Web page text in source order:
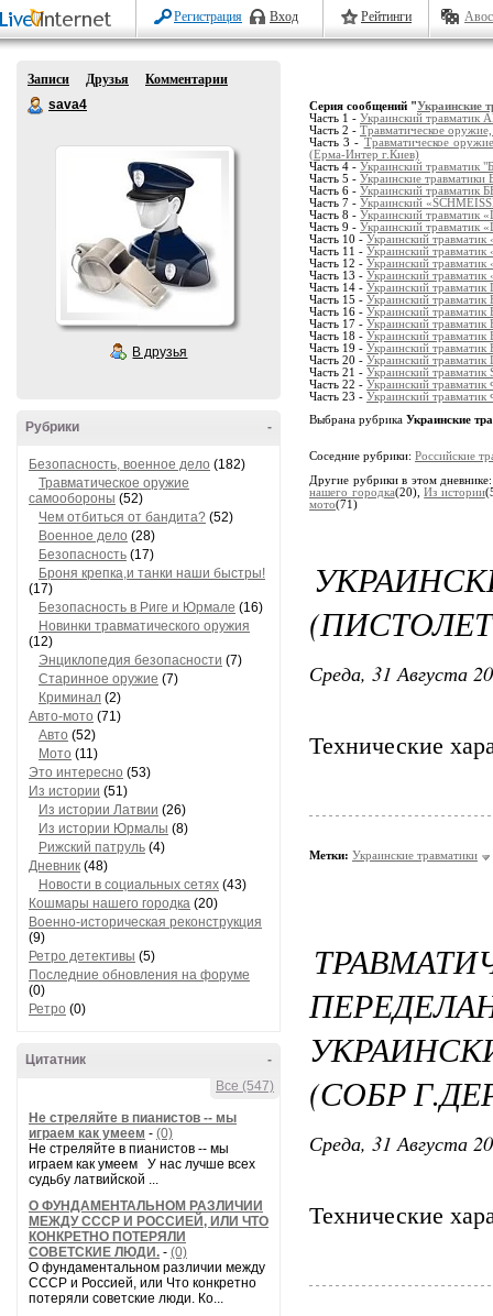
Регистрация Вход Рейтинги
Записи Друзья
Комментарии
sava4
В друзья
-
Рубрики
Безопасность, военное дело (182)
Травматическое оружие
самообороны (52)
Чем отбиться от бандита? (52)
Военное дело (28)
Безопасность (17)
Броня крепка,и танки наши быстры!
(17)
Безопасность в Риге и Юрмале (16)
Новинки травматического оружия
(12)
Энциклопедия безопасности (7)
Старинное оружие (7)
Криминал (2)
Авто-мото (71)
Авто (52)
Мото (11)
Это интересно (53)
Из истории (51)
Из истории Латвии (26)
Из истории Юрмалы (8)
Рижский патруль (4)
Дневник (48)
Новости в социальных сетях (43)
Кошмары нашего городка (20)
Военно-историческая реконструкция
(9)
Ретро детективы (5)
Последние обновления на форуме
(0)
Ретро (0)
-
Цитатник
Все (547)
Не стреляйте в пианистов -- мы
играем как умеем - (0)
Не стреляйте в пианистов -- мы
играем как умеем У нас лучше всех
судьбу латвийской ...
О ФУНДАМЕНТАЛЬНОМ РАЗЛИЧИИ
МЕЖДУ СССР И РОССИЕЙ, ИЛИ ЧТО
КОНКРЕТНО ПОТЕРЯЛИ
СОВЕТСКИЕ ЛЮДИ. - (0)
О фундаментальном различии между
СССР и Россией, или Что конкретно
потеряли советские люди. Ко...
Серия сообщений "Украинские
Часть 1 - Украинский травматик
Часть 2 - Травматическое
Часть 3 - Травматическое
(Ерма-Интер г.Киев)
Часть 4 - Украинский травматик
Часть 5 - Украинские травматики
Часть 6 - Украинский
Часть 7 - Украинский
Часть 8 - Украинский
Часть 9 - Украинский
Часть 10 - Украинский
Часть 11 - Украинский
Часть 12 - Украинский
Часть 13 - Украинский
Часть 14 - Украинский
Часть 15 - Украинский
Часть 16 - Украинский
Часть 17 - Украинский
Часть 18 - Украинский
Часть 19 - Украинский
Часть 20 - Украинский травматик
Часть 21 - Украинский травматик
Часть 22 - Украинский
Часть 23 - Украинский
Выбрана рубрика Украинские
Соседние рубрики: Российские
Другие рубрики в этом
нашего городка(20),Из истории
мото(71)
Среда, 31 Августа
Технические
Метки: Украинские травматики
(СОБР
Среда, 31 Августа
Технические